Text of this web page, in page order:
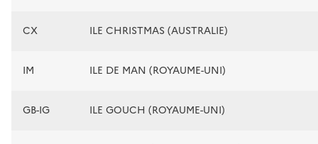
CX ILE CHRISTMAS (AUSTRALIE)
IM ILE DE MAN (ROYAUME-UNI)
GB-IG ILE GOUCH (ROYAUME-UNI)